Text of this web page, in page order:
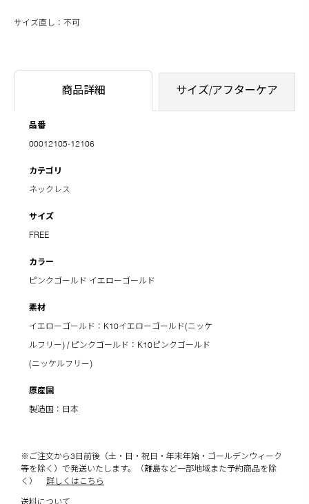
サイズ直し：不可
商品詳細 サイズ/アフターケア
品番
00012105-12106
カテゴリ
ネックレス
サイズ
FREE
カラー
ピンクゴールド イエローゴールド
素材
イエローゴールド：K10イエローゴールド(ニッケ
ルフリー) / ピンクゴールド：K10ピンクゴールド
(ニッケルフリー)
原産国
製造国：日本
※ご注文から3日前後（土・日・祝日・年末年始・ゴールデンウィーク
等を除く）で発送いたします。（離島など一部地域また予約商品を除
く）
詳しくはこちら
送料について